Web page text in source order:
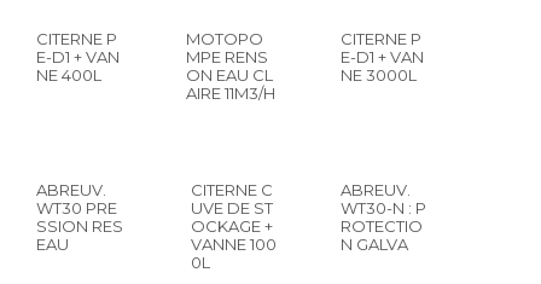
CITERNE P
E-D1 + VAN
NE 400L
MOTOPO
MPE RENS
ON EAU CL
AIRE 11M3/H
CITERNE P
E-D1 + VAN
NE 3000L
ABREUV.
WT30 PRE
SSION RES
EAU
CITERNE C
UVE DE ST
OCKAGE +
VANNE 100
0L
ABREUV.
WT30-N : P
ROTECTIO
N GALVA